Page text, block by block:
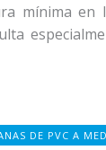
mínima
DE PVC A